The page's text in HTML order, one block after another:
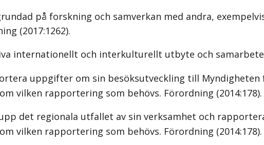
på forskning och samverkan med andra,
(2017:1262).
internationellt och interkulturellt utbyte och samarbete.
uppgifter om sin besöksutveckling till Myndigheten
vilken rapportering som behövs. Förordning (2014:178).
det regionala utfallet av sin verksamhet och
vilken rapportering som behövs. Förordning (2014:178).